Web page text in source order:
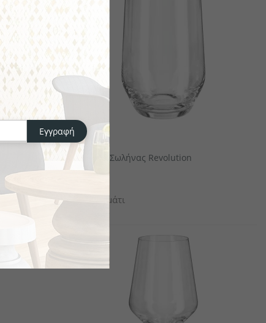
STÖLZLE
Ποτήρι Σωλήνας Revolution
το κομμάτι
Εγγραφή